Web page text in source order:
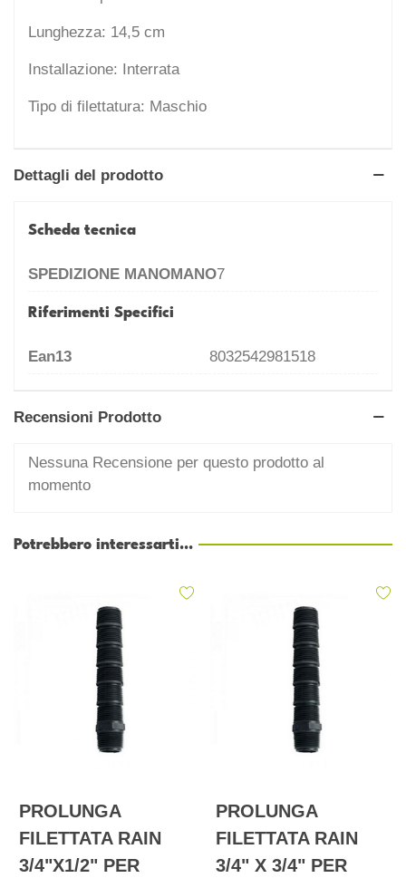
Lunghezza: 14,5 cm
Installazione: Interrata
Tipo di filettatura: Maschio
Dettagli del prodotto
Scheda tecnica
SPEDIZIONE MANOMANO7
Riferimenti Specifici
Ean13 8032542981518
Recensioni Prodotto
Nessuna Recensione per questo prodotto al
momento
Potrebbero interessarti...
PROLUNGA
FILETTATA RAIN
3/4"x1/2" PER
PROLUNGA
FILETTATA RAIN
3/4" X 3/4" PER